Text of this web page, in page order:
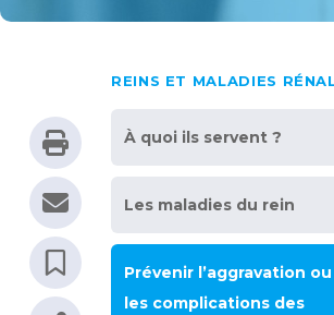
REINS ET MALADIES
À quoi ils servent ?
Les maladies du rein
Prévenir l’aggravation ou
les complications des